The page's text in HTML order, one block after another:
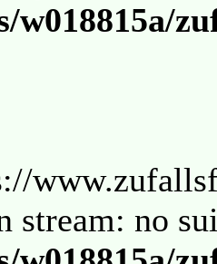
w018815a/
stream: no